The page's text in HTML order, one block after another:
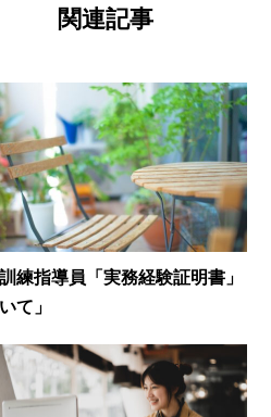
関連記事
練指導員「実務経験証明書」
て」